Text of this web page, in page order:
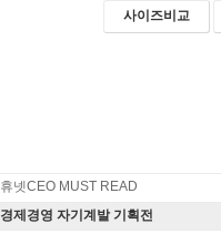
사이즈비교
휴넷CEO MUST READ
경제경영 자기계발 기획전